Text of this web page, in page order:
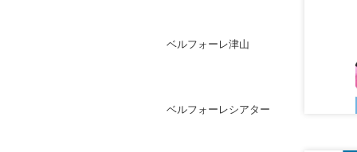
ベルフォーレ津山
ベルフォーレシアター